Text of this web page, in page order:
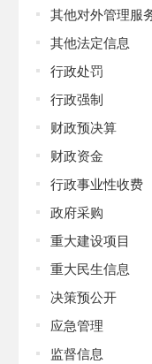
其他对外管理服
其他法定信息
行政处罚
行政强制
财政预决算
财政资金
行政事业性收费
政府采购
重大建设项目
重大民生信息
决策预公开
应急管理
监督信息